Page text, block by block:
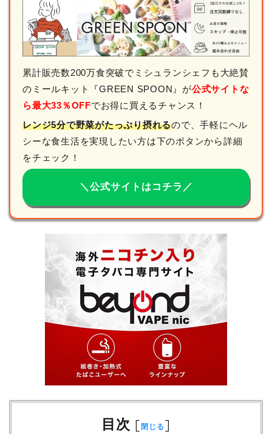
累計販売数200万食突破でミシュランシェフも大絶賛
のミールキット『GREEN SPOON』が公式サイトな
ら最大33％OFFでお得に買えるチャンス！
レンジ5分で野菜がたっぷり摂れるので、手軽にヘル
シーな食生活を実現したい方は下のボタンから詳細
をチェック！
＼公式サイトはコチラ／
目次 [ 閉じる ]